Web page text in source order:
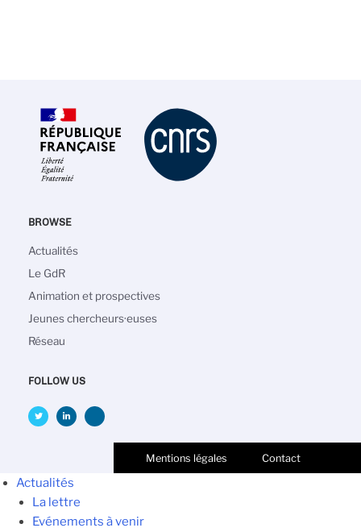
BROWSE
Navigation
principale
Actualités
Le GdR
Animation et prospectives
Jeunes chercheurs·euses
Réseau
FOLLOW US
Mentions légales Contact
Actualités
La lettre
Evénements à venir